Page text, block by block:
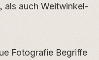
auch Weitwinkel-
Fotografie Begriffe